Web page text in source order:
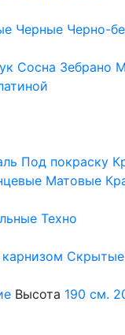
Черные Черно-
Сосна Зебрано
Под покраску
Матовые
Техно
Скрытые
Высота 190 см.